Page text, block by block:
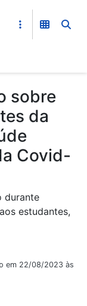
sobre
da
Covid-
durante
estudantes,
em 22/08/2023 às